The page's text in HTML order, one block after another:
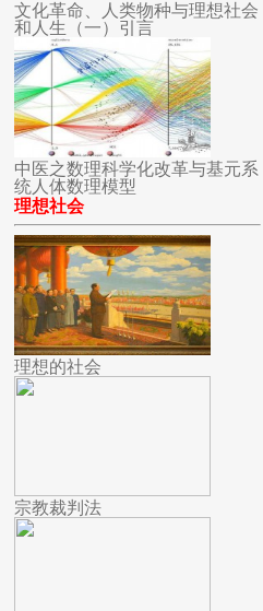
文化革命、人类物种与理想社会
和人生（一）引言
中医之数理科学化改革与基元系
统人体数理模型
理想社会
理想的社会
宗教裁判法